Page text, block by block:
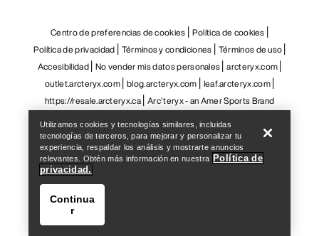
Help
Centro de preferencias de cookies Política de cookies
Política de privacidad Términos y condiciones Términos de uso
Accesibilidad No vender mis datos personales arcteryx.com
outlet.arcteryx.com blog.arcteryx.com leaf.arcteryx.com
https://resale.arcteryx.ca Arc'teryx - an Amer Sports Brand
Utilizamos cookies y tecnologías similares, incluidas
tecnologías de terceros, para mejorar y personalizar tu
experiencia, respaldar los análisis y mostrarte anuncios
relevantes. Obtén más información en nuestra Política de
privacidad.
Continua
r